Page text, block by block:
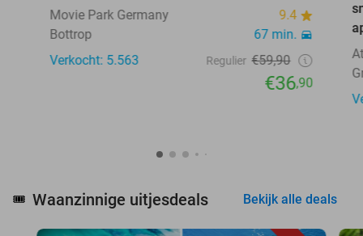
Movie Park Germany
9.4
Bottrop
67 min.
Verkocht: 5.563
Regulier €59,90
€36,90
🎟️ Waanzinnige uitjesdeals Bekijk alle deals